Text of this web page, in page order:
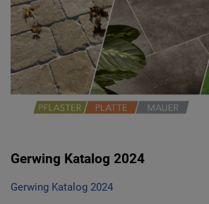
Gerwing Katalog 2024
Gerwing Katalog 2024